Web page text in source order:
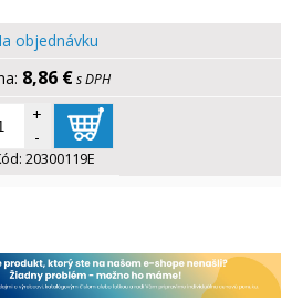
objednávku
8,86 €s DPH
+
-
20300119E